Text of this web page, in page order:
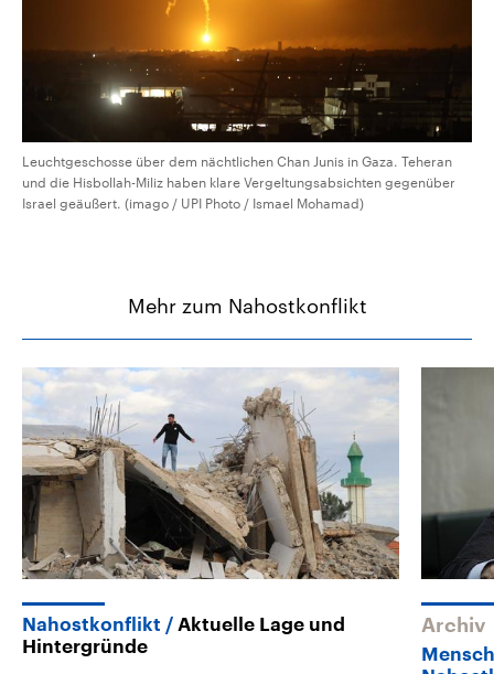
Leuchtgeschosse über dem nächtlichen Chan Junis in Gaza. Teheran
und die Hisbollah-Miliz haben klare Vergeltungsabsichten gegenüber
Israel geäußert. (imago / UPI Photo / Ismael Mohamad)
Mehr zum Nahostkonflikt
Nahostkonflikt
Aktuelle Lage und
Hintergründe
Archiv